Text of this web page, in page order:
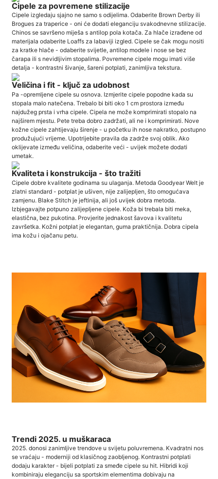
Cipele za povremene stilizacije
Cipele izgledaju sjajno ne samo s odijelima. Odaberite Brown Derby ili
Brogues za traperice - oni će dodati eleganciju svakodnevne stilizacije.
Chinos se savršeno miješa s antilop pola kotača. Za hlače izrađene od
materijala odaberite Loaffs za labaviji izgled. Cipele se čak mogu nositi
za kratke hlače - odaberite svijetle, antilop modele i nose se bez
čarapa ili s nevidljivim stopalima. Povremene cipele mogu imati više
detalja - kontrastni šivanje, šareni potplati, zanimljiva tekstura.
Veličina i fit - ključ za udobnost
Pa -opremljene cipele su osnova. Izmjerite cipele popodne kada su
stopala malo natečena. Trebalo bi biti oko 1 cm prostora između
najdužeg prsta i vrha cipele. Cipela ne može komprimirati stopalo na
najširem mjestu. Pete treba dobro zadržati, ali ne i komprimirati. Nove
kožne cipele zahtijevaju širenje - u početku ih nose nakratko, postupno
produžujući vrijeme. Upotrijebite pravila da zadrže svoj oblik. Ako
oklijevate između veličina, odaberite veći - uvijek možete dodati
umetak.
Kvaliteta i konstrukcija - što tražiti
Cipele dobre kvalitete godinama su ulaganja. Metoda Goodyear Welt je
zlatni standard - potplat je ušiven, nije zalijepljen, što omogućava
zamjenu. Blake Stitch je jeftinija, ali još uvijek dobra metoda.
Izbjegavajte potpuno zalijepljene cipele. Koža bi trebala biti meka,
elastična, bez pukotina. Provjerite jednakost šavova i kvalitetu
završetka. Kožni potplat je elegantan, guma praktičnija. Dobra cipela
ima kožu i ojačanu petu.
Trendi 2025. u muškaraca
2025. donosi zanimljive trendove u svijetu poluvremena. Kvadratni nos
se vraćaju - moderniji od klasičnog zaobljenog. Kontrastni potplati
dodaju karakter - bijeli potplati za smeđe cipele su hit. Hibridi koji
kombiniraju eleganciju sa sportskim elementima dobivaju na